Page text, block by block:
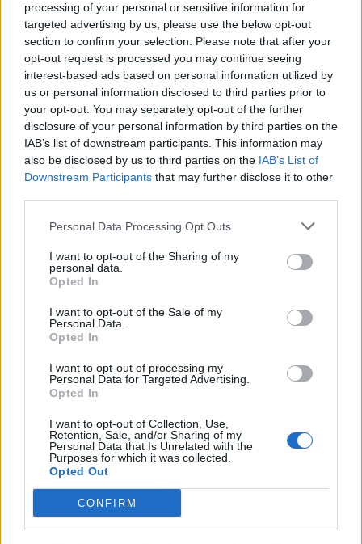
processing of your personal or sensitive information for
targeted advertising by us, please use the below opt-out
section to confirm your selection. Please note that after your
opt-out request is processed you may continue seeing
interest-based ads based on personal information utilized by
us or personal information disclosed to third parties prior to
your opt-out. You may separately opt-out of the further
disclosure of your personal information by third parties on the
IAB’s list of downstream participants. This information may
also be disclosed by us to third parties on the IAB’s List of
Downstream Participants that may further disclose it to other
Personal Data Processing Opt Outs
I want to opt-out of the Sharing of my
personal data.
Opted In
I want to opt-out of the Sale of my
Personal Data.
Opted In
I want to opt-out of processing my
Personal Data for Targeted Advertising.
Opted In
I want to opt-out of Collection, Use,
Retention, Sale, and/or Sharing of my
Personal Data that Is Unrelated with the
Purposes for which it was collected.
Opted Out
CONFIRM
LE NOTIZIE DA ASCOLTARE
Una passerella da record e centomila
presenze per il canottaggio
CALCIO
Imperia e Gozzano: due amichevoli per